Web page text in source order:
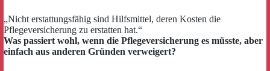
„Nicht erstattungsfähig sind Hilfsmittel, deren Kosten die
Pflegeversicherung zu erstatten hat.“
Was passiert wohl, wenn die Pflegeversicherung es müsste, aber
einfach aus anderen Gründen verweigert?